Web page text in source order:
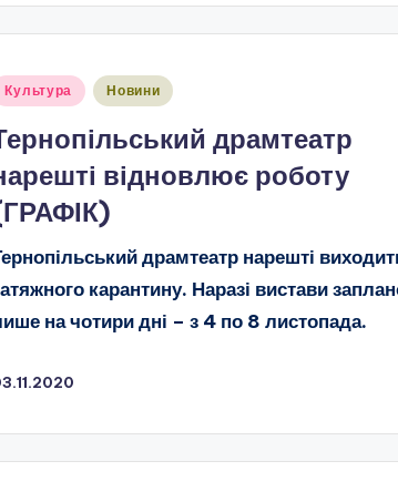
Культура Новини
драмтеатр
відновлює роботу
драмтеатр нарешті
карантину. Наразі вистави
на чотири дні – з 4 по 8 листопада.